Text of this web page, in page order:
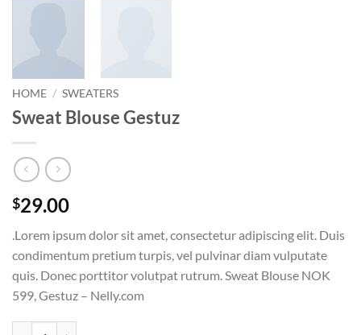
HOME / SWEATERS
Sweat Blouse Gestuz
$29.00
.Lorem ipsum dolor sit amet, consectetur adipiscing elit. Duis
condimentum pretium turpis, vel pulvinar diam vulputate
quis. Donec porttitor volutpat rutrum. Sweat Blouse NOK
599, Gestuz – Nelly.com